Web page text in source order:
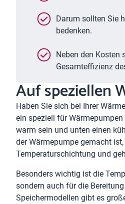
Darum sollten Sie
bedenken.
Neben den Kosten
Gesamteffizienz
Auf speziellen
Haben Sie sich bei Ihrer
ein speziell für
warm sein und unten einen
der Wärmepumpe gemacht
Temperaturschichtung und
Besonders wichtig ist die
sondern auch für die
Speichermodellen gibt es